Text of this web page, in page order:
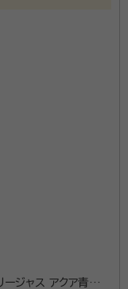
契約などの契約
援、NPO法人設
としても活躍し
や規制について
ジャス アクア青森